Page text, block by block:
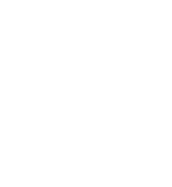
du vare på familiens
eller bestikk?